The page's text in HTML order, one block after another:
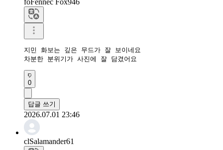
지민 화보는 깊은 무드가 잘 보이네요
차분한 분위기가 사진에 잘 담겼어요
0
답글 쓰기
2026.07.01 23:46
clSalamander61